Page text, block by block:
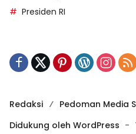
Presiden RI
Redaksi
Pedoman Media
Didukung oleh WordPress -